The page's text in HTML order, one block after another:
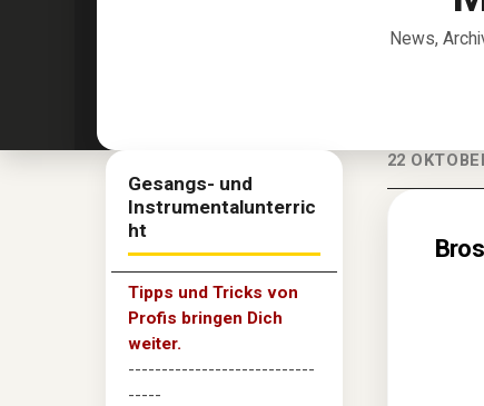
News,
22
Gesangs- und
Instrumentalunterric
ht
Tipps und Tricks von
Profis bringen Dich
weiter.
----------------------------
-----